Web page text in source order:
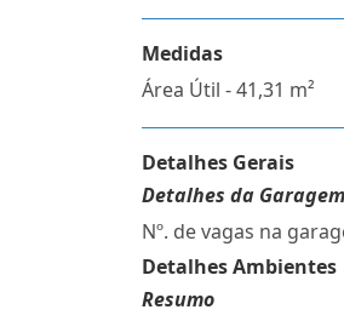
Medidas
Área Útil - 41,31 m²
Detalhes Gerais
Detalhes da Garagem
Nº. de vagas na
Detalhes Ambientes
Resumo